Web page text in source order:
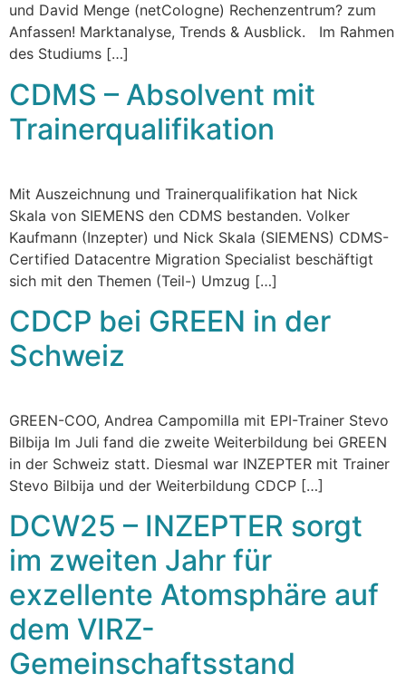
und David Menge (netCologne) Rechenzentrum? zum
Anfassen! Marktanalyse, Trends & Ausblick. Im Rahmen
des Studiums […]
CDMS – Absolvent mit
Trainerqualifikation
Mit Auszeichnung und Trainerqualifikation hat Nick
Skala von SIEMENS den CDMS bestanden. Volker
Kaufmann (Inzepter) und Nick Skala (SIEMENS) CDMS-
Certified Datacentre Migration Specialist beschäftigt
sich mit den Themen (Teil-) Umzug […]
CDCP bei GREEN in der
Schweiz
GREEN-COO, Andrea Campomilla mit EPI-Trainer Stevo
Bilbija Im Juli fand die zweite Weiterbildung bei GREEN
in der Schweiz statt. Diesmal war INZEPTER mit Trainer
Stevo Bilbija und der Weiterbildung CDCP […]
DCW25 – INZEPTER sorgt
im zweiten Jahr für
exzellente Atomsphäre auf
dem VIRZ-
Gemeinschaftsstand